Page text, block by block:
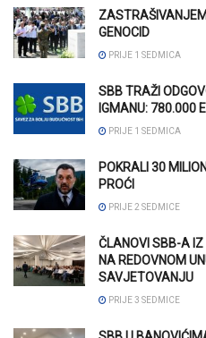
GENOCID
PRIJE 1 SEDMICA
SBB TRAŽI
IGMANU: 780.000
PRIJE 1 SEDMICA
POKRALI 30
PROĆI
PRIJE 2 SEDMICE
ČLANOVI SBB-A IZ
NA REDOVNOM
SAVJETOVANJU
PRIJE 3 SEDMICE